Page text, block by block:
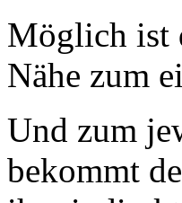
Möglich ist
Nähe zum
Und zum
bekommt